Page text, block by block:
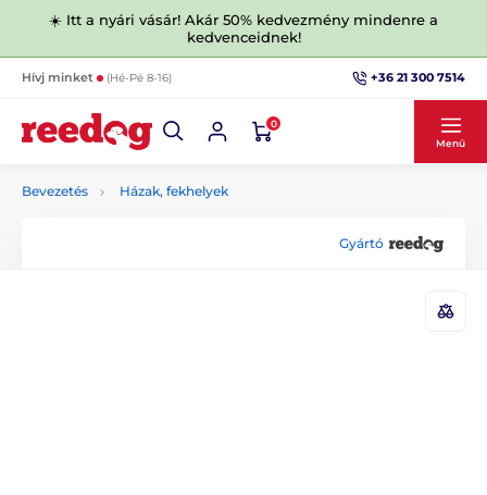
☀️ Itt a nyári vásár! Akár 50% kedvezmény mindenre a
kedvenceidnek!
Hívj minket (Hé-Pé 8-16) +36 21 300 7514
0
Menü
Bevezetés Házak, fekhelyek
Gyártó